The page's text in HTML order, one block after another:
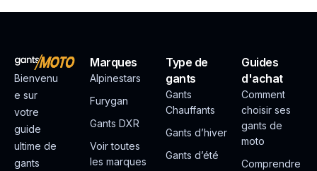
Bienvenu
e sur
votre
guide
ultime de
gants
Marques
Alpinestars
Furygan
Gants DXR
Voir toutes
les marques
Type de
gants
Gants
Chauffants
Gants d’hiver
Gants d’été
Guides
d'achat
Comment
choisir ses
gants de
moto
Comprendre